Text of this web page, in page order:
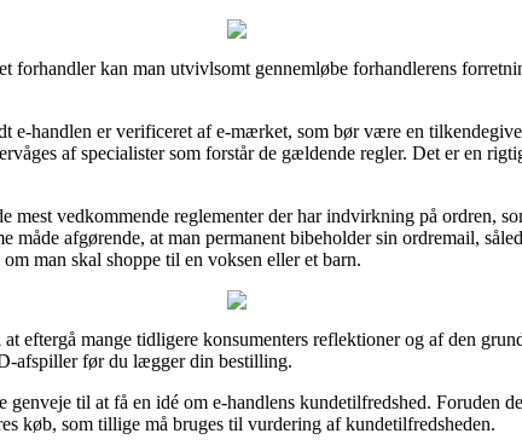
forhandler kan man utvivlsomt gennemløbe forhandlerens
e-handlen er verificeret af e-mærket, som bør være en
af specialister som forstår de gældende regler. Det er en
mest vedkommende reglementer der har indvirkning på ordren,
måde afgørende, at man permanent bibeholder sin ordremail,
man skal shoppe til en voksen eller et barn.
eftergå mange tidligere konsumenters reflektioner og af den
afspiller før du lægger din bestilling.
genveje til at få en idé om e-handlens kundetilfredshed. Foruden
køb, som tillige må bruges til vurdering af kundetilfredsheden.